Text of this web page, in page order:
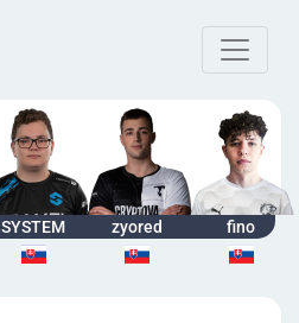
SYSTEM zyored fino